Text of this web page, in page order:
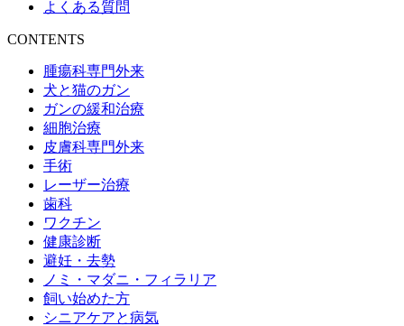
よくある質問
CONTENTS
腫瘍科専門外来
犬と猫のガン
ガンの緩和治療
細胞治療
皮膚科専門外来
手術
レーザー治療
歯科
ワクチン
健康診断
避妊・去勢
ノミ・マダニ・フィラリア
飼い始めた方
シニアケアと病気